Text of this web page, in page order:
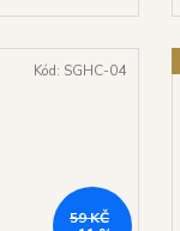
59 KČ
Kód: SGHC-04